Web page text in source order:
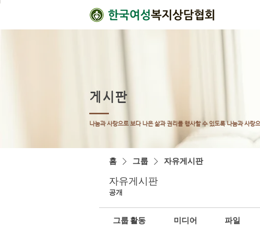
게시판
나눔과 사랑으로 보다 나은 삶과 권리를 행사할 수 있도록나눔과 사랑
홈 그룹 자유게시판
자유게시판
공개
그룹 활동 미디어 파일